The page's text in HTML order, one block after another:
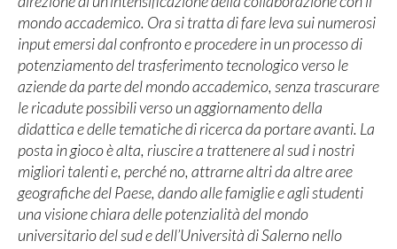
mondo accademico. Ora si tratta di fare leva sui numerosi
input emersi dal confronto e procedere in un processo di
potenziamento del trasferimento tecnologico verso le
aziende da parte del mondo accademico, senza trascurare
le ricadute possibili verso un aggiornamento della
didattica e delle tematiche di ricerca da portare avanti. La
posta in gioco è alta, riuscire a trattenere al sud i nostri
migliori talenti e, perché no, attrarne altri da altre aree
geografiche del Paese, dando alle famiglie e agli studenti
una visione chiara delle potenzialità del mondo
universitario del sud e dell’Università di Salerno nello